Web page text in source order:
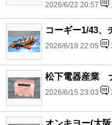
2026/6/22 20:57
コーギー1/43、
2026/6/18 22:05
松下電器産業
2026/6/15 23:03
オンキヨー(大